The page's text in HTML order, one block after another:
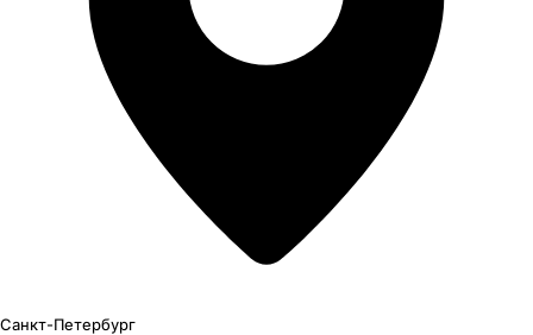
Санкт-Петербург